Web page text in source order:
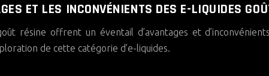
ET LES INCONVÉNIENTS DES E-LIQUIDES
résine offrent un éventail d’avantages et
de cette catégorie d’e-liquides.